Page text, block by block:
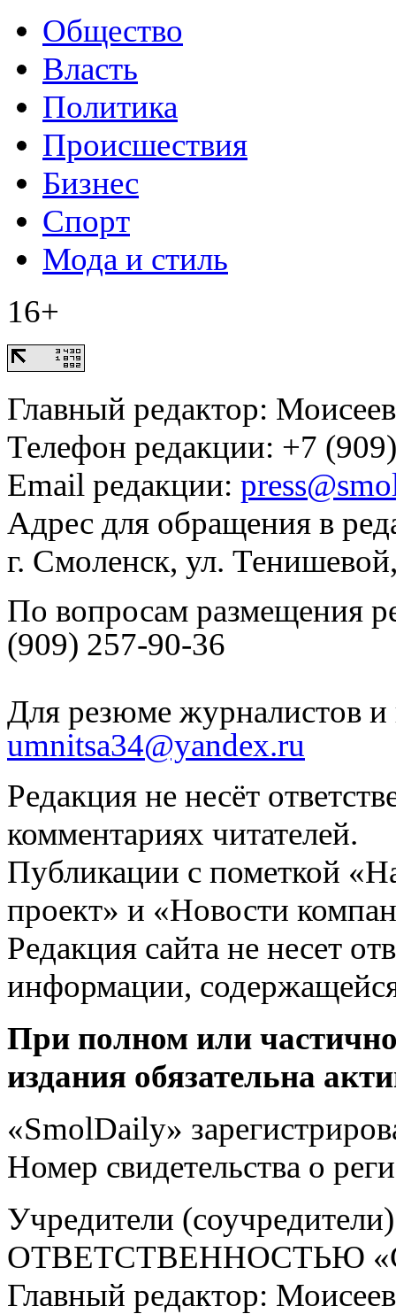
Общество
Власть
Политика
Происшествия
Бизнес
Спорт
Мода и стиль
16+
Главный редактор:
Телефон редакции: +7
Email редакции:
Адрес для обращения в
г. Смоленск, ул.
По вопросам размещения
(909) 257-90-36
Для резюме журналистов и
umnitsa34@yandex.ru
Редакция не несёт
комментариях читателей.
Публикации с пометкой
проект» и «Новости
Редакция сайта не несет
информации,
При полном или
издания обязательна
«SmolDaily»
Номер свидетельства о
Учредители
ОТВЕТСТВЕННОСТЬЮ
Главный редактор: